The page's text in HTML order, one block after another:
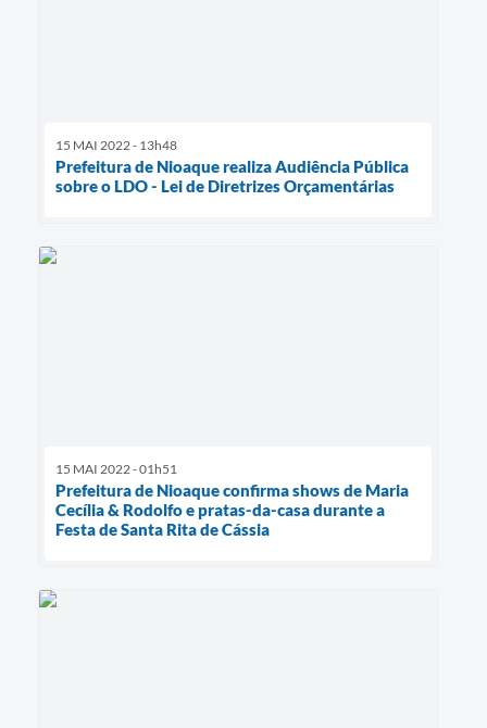
15 MAI 2022 - 13h48
Prefeitura de Nioaque realiza Audiência Pública
sobre o LDO - Lei de Diretrizes Orçamentárias
15 MAI 2022 - 01h51
Prefeitura de Nioaque confirma shows de Maria
Cecília & Rodolfo e pratas-da-casa durante a
Festa de Santa Rita de Cássia